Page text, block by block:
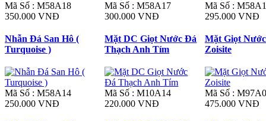
Mã Số : M58A18
350.000 VNĐ
Mã Số : M58A17
300.000 VNĐ
Mã Số :
295.000 VNĐ
Nhẫn Đá San Hô (
Turquoise )
Mã Số : M58A14
250.000 VNĐ
Mặt DC Giọt Nước Đá
Thạch Anh Tím
Mã Số : M10A14
220.000 VNĐ
Mặt Giọt
Zoisite
Mã Số :
475.000 VNĐ